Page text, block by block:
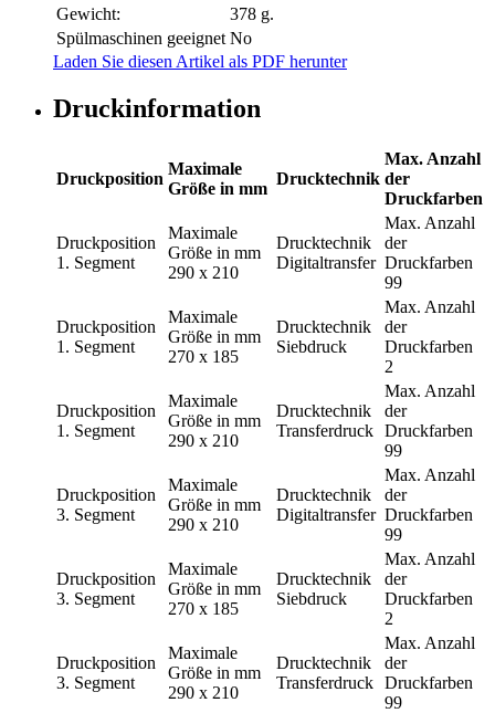
Gewicht:
378 g.
Spülmaschinen geeignet No
Laden Sie diesen Artikel als PDF herunter
Druckinformation
Druckposition
Maximale
Größe in mm
Drucktechnik
Max. Anzahl
der
Druckfarben
Druckposition
1. Segment
Maximale
Größe in mm
290 x 210
Drucktechnik
Digitaltransfer
Max. Anzahl
der
Druckfarben
99
Druckposition
1. Segment
Maximale
Größe in mm
270 x 185
Drucktechnik
Siebdruck
Max. Anzahl
der
Druckfarben
2
Druckposition
1. Segment
Maximale
Größe in mm
290 x 210
Drucktechnik
Transferdruck
Max. Anzahl
der
Druckfarben
99
Druckposition
3. Segment
Maximale
Größe in mm
290 x 210
Drucktechnik
Digitaltransfer
Max. Anzahl
der
Druckfarben
99
Druckposition
3. Segment
Maximale
Größe in mm
270 x 185
Drucktechnik
Siebdruck
Max. Anzahl
der
Druckfarben
2
Druckposition
3. Segment
Maximale
Größe in mm
290 x 210
Drucktechnik
Transferdruck
Max. Anzahl
der
Druckfarben
99